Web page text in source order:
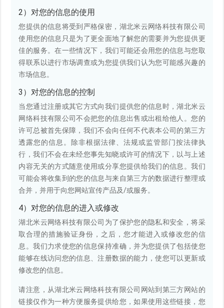
2）对您的信息的使用
您提供的信息将受到严格保密，湖北米云网络科技有限公司
使用您的信息只是为了更全面地了解您的需要并为您提供更
佳的服务。在一些情况下，我们可能还会用您的信息与您取
得联系以进行市场调查或为您提供我们认为您可能感兴趣的
市场信息。
3）对您的信息的控制
当您通过注册或其它方式向我们提供您的信息时，湖北米云
网络科技有限公司不会把您的信息出售或出租给他人。您的
许可总被首先保障，我们不会向任何不代表本公司的第三方
透露您的信息。除非根据法律、法规或监管部门按法律执
行，我们不会在未经您事先知晓或许可的情况下，以与上述
内容无关的方式随意使用或分享您提供给我们的信息。我们
可能会将收集到的您的信息与来自第三方的数据进行整理或
合并，并用于向您网站宣传产品及/或服务。
4）对您的信息的进入或修改
湖北米云网络科技有限公司为了保护您的隐私和安全，将采
取合理的措施验证身份，之后，您才能进入或修改您的信
息。我们力求使您的信息保持准确，并为您提供了包括使您
能够在线访问您的信息、注册数据的能力，使您可以更新或
修改您的信息。
请注意，从湖北米云网络科技有限公司网站到第三方网站的
链接仅作为一种方便服务提供给您，如果使用这些链接，您